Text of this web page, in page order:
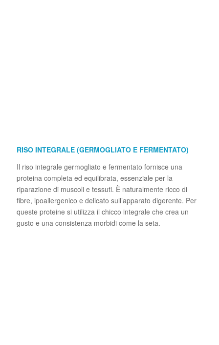
RISO INTEGRALE (GERMOGLIATO E FERMENTATO)
Il riso integrale germogliato e fermentato fornisce una
proteina completa ed equilibrata, essenziale per la
riparazione di muscoli e tessuti. È naturalmente ricco di
fibre, ipoallergenico e delicato sull’apparato digerente. Per
queste proteine si utilizza il chicco integrale che crea un
gusto e una consistenza morbidi come la seta.